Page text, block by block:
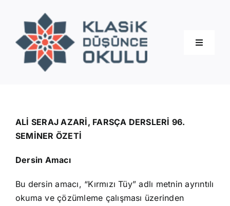
content
Toggle
Eğitimler
İletişim
ALİ SERAJ AZARİ, FARSÇA DERSLERİ 96.
SEMİNER ÖZETİ
Dersin Amacı
Bu dersin amacı, “Kırmızı Tüy” adlı metnin ayrıntılı
okuma ve çözümleme çalışması üzerinden